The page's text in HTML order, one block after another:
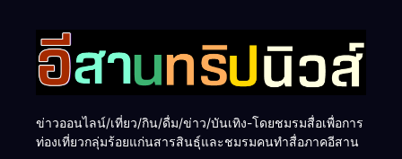
ข่าวออนไลน์/เที่ยว/กิน/ดื่ม/ข่าว/บันเทิง-โดยชมรมสื่อเพื่อการ
ท่องเที่ยวกลุ่มร้อยแก่นสารสินธุ์และชมรมคนทำสื่อภาคอีสาน